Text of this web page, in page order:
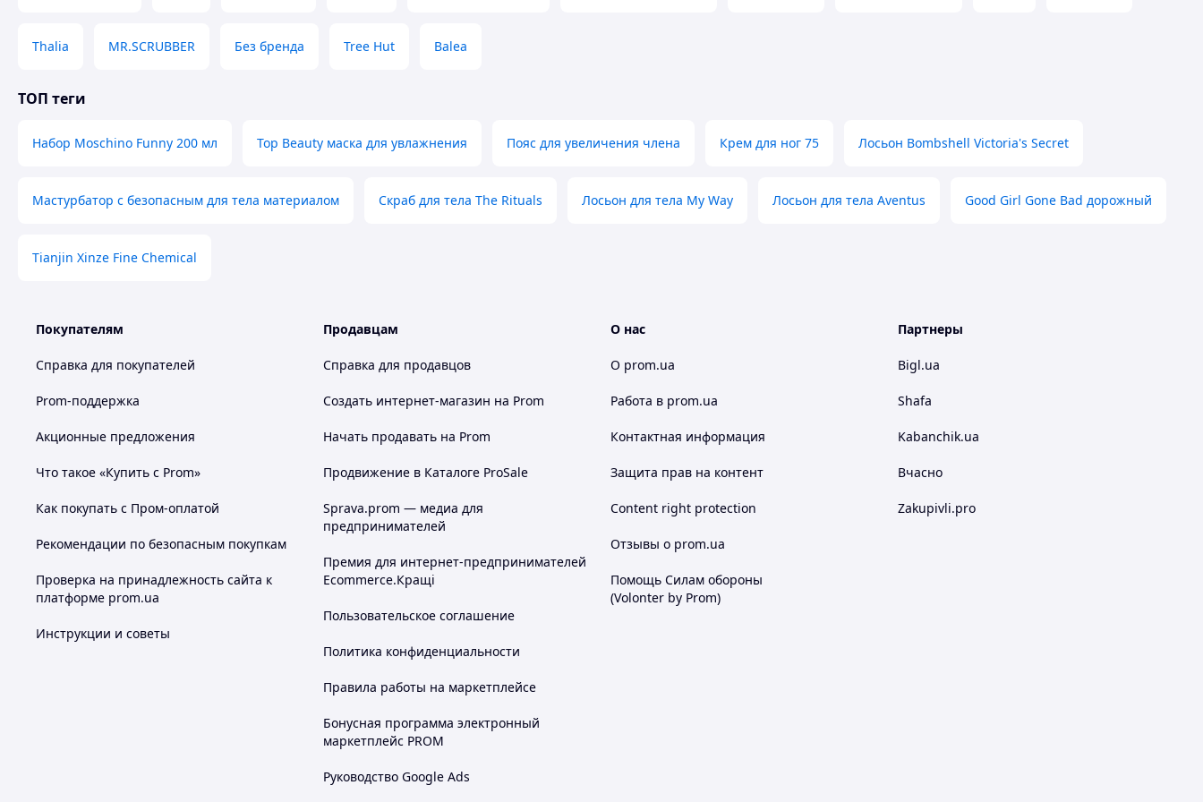
Thalia MR.SCRUBBER Без бренда Tree Hut Balea
ТОП теги
Набор Moschino Funny 200 мл Top Beauty маска для увлажнения Пояс для увеличения члена Крем для ног 75 Лосьон Bombshell Victoria's Secret
Мастурбатор с безопасным для тела материалом Скраб для тела The Rituals Лосьон для тела My Way Лосьон для тела Aventus Good Girl Gone Bad дорожный
Tianjin Xinze Fine Chemical
Покупателям
Справка для покупателей
Prom-поддержка
Акционные предложения
Что такое «Купить с Prom»
Как покупать с Пром-оплатой
Рекомендации по безопасным покупкам
Проверка на принадлежность сайта к
платформе prom.ua
Инструкции и советы
Продавцам
Справка для продавцов
Создать интернет-магазин на Prom
Начать продавать на Prom
Продвижение в Каталоге ProSale
Sprava.prom — медиа для
предпринимателей
Премия для интернет-предпринимателей
Ecommerce.Кращі
Пользовательское соглашение
Политика конфиденциальности
Правила работы на маркетплейсе
Бонусная программа электронный
маркетплейс PROM
Руководство Google Ads
О нас
О prom.ua
Работа в prom.ua
Контактная информация
Защита прав на контент
Content right protection
Отзывы о prom.ua
Помощь Силам обороны
(Volonter by Prom)
Партнеры
Bigl.ua
Shafa
Kabanchik.ua
Вчасно
Zakupivli.pro